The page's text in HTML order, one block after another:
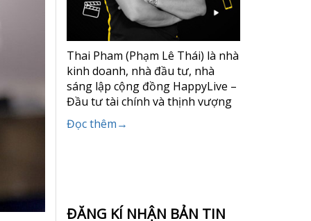
Thai Pham (Phạm Lê Thái) là nhà
kinh doanh, nhà đầu tư, nhà
sáng lập cộng đồng HappyLive –
Đầu tư tài chính và thịnh vượng
Đọc thêm→
ĐĂNG KÍ NHẬN BẢN TIN